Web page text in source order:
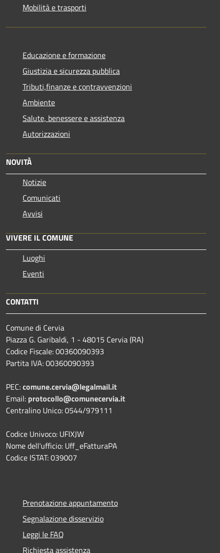
Mobilità e trasporti
Educazione e formazione
Giustizia e sicurezza pubblica
Tributi,finanze e contravvenzioni
Ambiente
Salute, benessere e assistenza
Autorizzazioni
NOVITÀ
Notizie
Comunicati
Avvisi
VIVERE IL COMUNE
Luoghi
Eventi
CONTATTI
Comune di Cervia
Piazza G. Garibaldi, 1 - 48015 Cervia (RA)
Codice Fiscale: 00360090393
Partita IVA: 00360090393
PEC:comune.cervia@legalmail.it
Email: protocollo@comunecervia.it
Centralino Unico: 0544/979111
Codice Univoco: UFIXJW
Nome dell'ufficio: Uff_eFatturaPA
Codice ISTAT: 039007
Prenotazione appuntamento
Segnalazione disservizio
Leggi le FAQ
Richiesta assistenza